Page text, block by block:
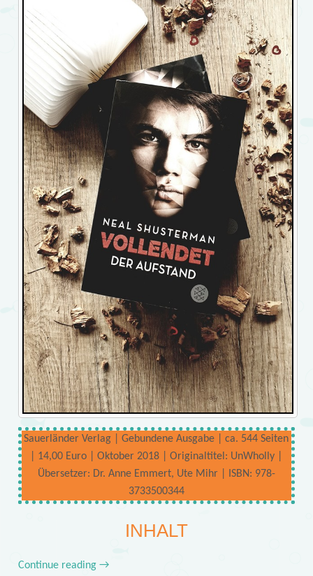
Sauerländer Verlag | Gebundene Ausgabe | ca. 544 Seiten
| 14,00 Euro | Oktober 2018 | Originaltitel: UnWholly |
Übersetzer: Dr. Anne Emmert, Ute Mihr | ISBN: 978-
3733500344
INHALT
Continue reading →